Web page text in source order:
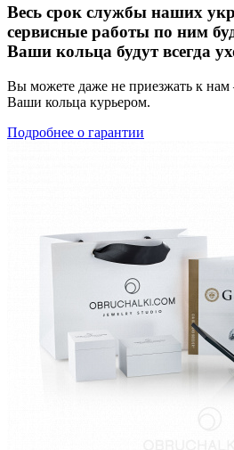
Весь срок службы наших
сервисные работы по ним
Ваши кольца будут всегда
Вы можете даже не приезжать к нам
Ваши кольца курьером.
Подробнее о гарантии